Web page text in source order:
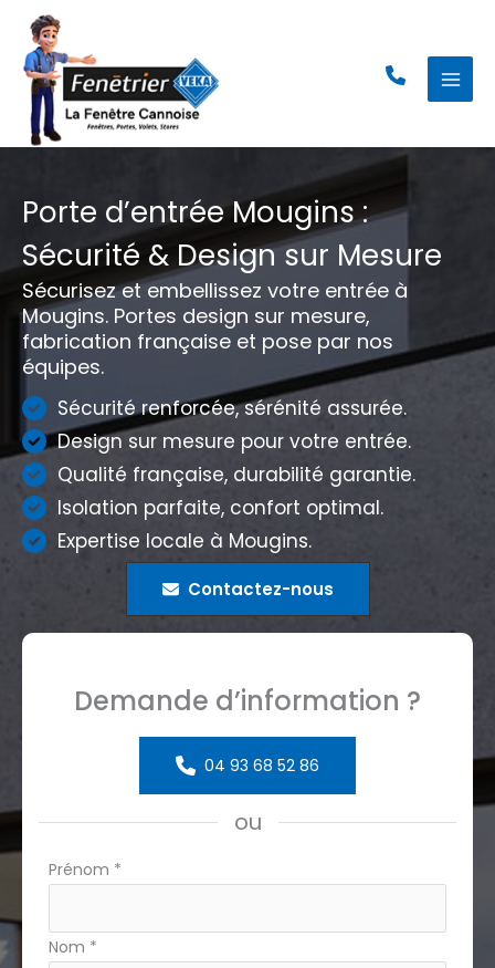
contenu
Porte d’entrée Mougins :
Sécurité & Design sur Mesure
Sécurisez et embellissez votre entrée à
Mougins. Portes design sur mesure,
fabrication française et pose par nos
équipes.
Sécurité renforcée, sérénité assurée.
Design sur mesure pour votre entrée.
Qualité française, durabilité garantie.
Isolation parfaite, confort optimal.
Expertise locale à Mougins.
Contactez-nous
Demande d’information ?
04 93 68 52 86
ou
Formulaire
avec
téléphone
Prénom *
Nom *